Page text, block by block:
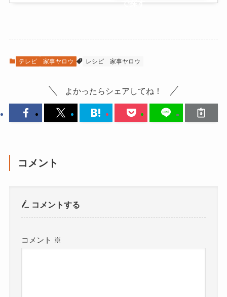
で探す
テレビ 家事ヤロウ レシピ 家事ヤロウ
よかったらシェアしてね！
コメント
コメントする
コメント ※